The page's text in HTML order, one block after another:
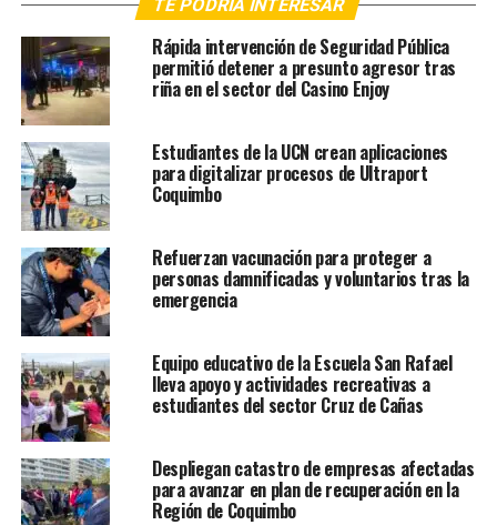
TE PODRÍA INTERESAR
Rápida intervención de Seguridad Pública
permitió detener a presunto agresor tras
riña en el sector del Casino Enjoy
Estudiantes de la UCN crean aplicaciones
para digitalizar procesos de Ultraport
Coquimbo
Refuerzan vacunación para proteger a
personas damnificadas y voluntarios tras la
emergencia
Equipo educativo de la Escuela San Rafael
lleva apoyo y actividades recreativas a
estudiantes del sector Cruz de Cañas
Despliegan catastro de empresas afectadas
para avanzar en plan de recuperación en la
Región de Coquimbo